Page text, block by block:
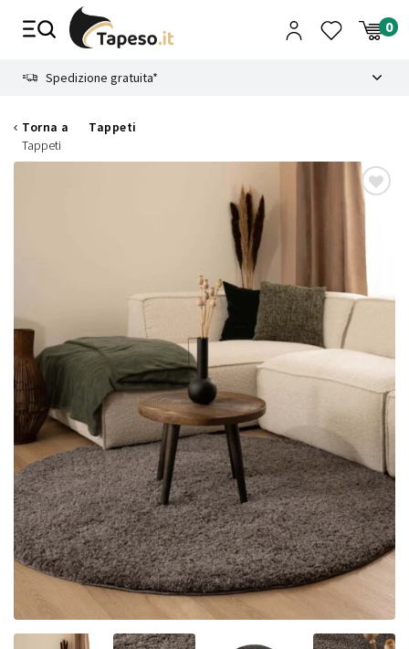
Spedizione gratuita*
Torna a
Tappeti
Tappeti